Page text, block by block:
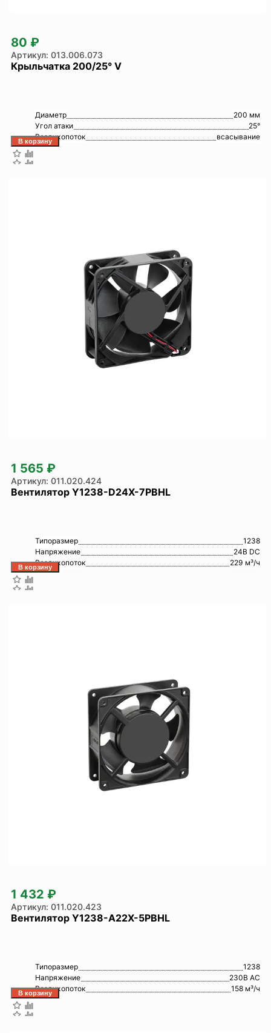
80 ₽
013.006.073
Крыльчатка 200/25° V
Диаметр
200 мм
Угол атаки
25°
Воздухопоток
всасывание
1 565 ₽
011.020.424
Вентилятор Y1238-D24X-7PBHL
Типоразмер
1238
Напряжение
24В DC
Воздухопоток
229 м³/ч
1 432 ₽
011.020.423
Вентилятор Y1238-A22X-5PBHL
Типоразмер
1238
Напряжение
230В AC
Воздухопоток
158 м³/ч